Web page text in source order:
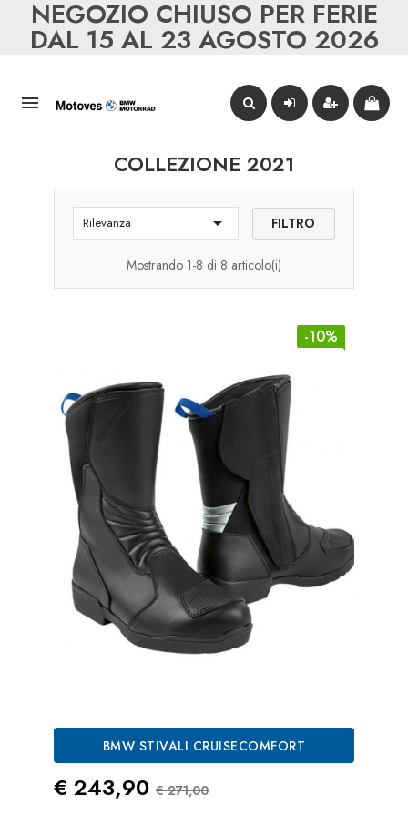
NEGOZIO CHIUSO PER FERIE
DAL 15 AL 23 AGOSTO 2026

COLLEZIONE 2021
Rilevanza  FILTRO
Mostrando 1-8 di 8 articolo(i)
-10%
BMW STIVALI CRUISECOMFORT
Prezzo
€ 243,90 Prezzo Standard
€ 271,00